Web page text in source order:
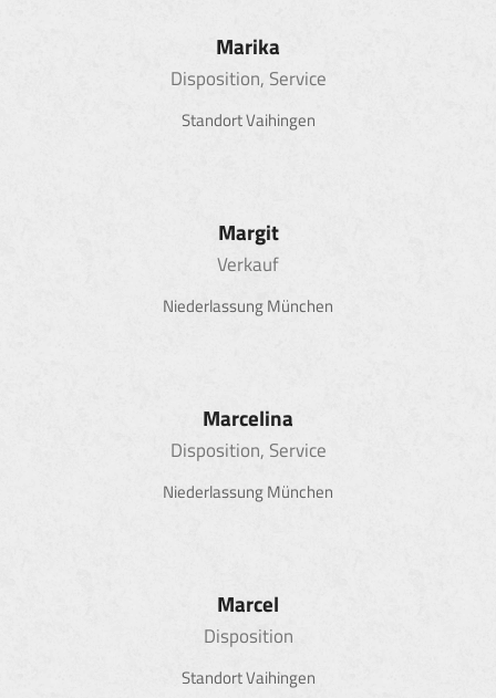
Marika
Disposition, Service
Standort Vaihingen
Margit
Verkauf
Niederlassung München
Marcelina
Disposition, Service
Niederlassung München
Marcel
Disposition
Standort Vaihingen